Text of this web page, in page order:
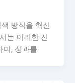
방식을 혁신
는 이러한 진
며, 성과를